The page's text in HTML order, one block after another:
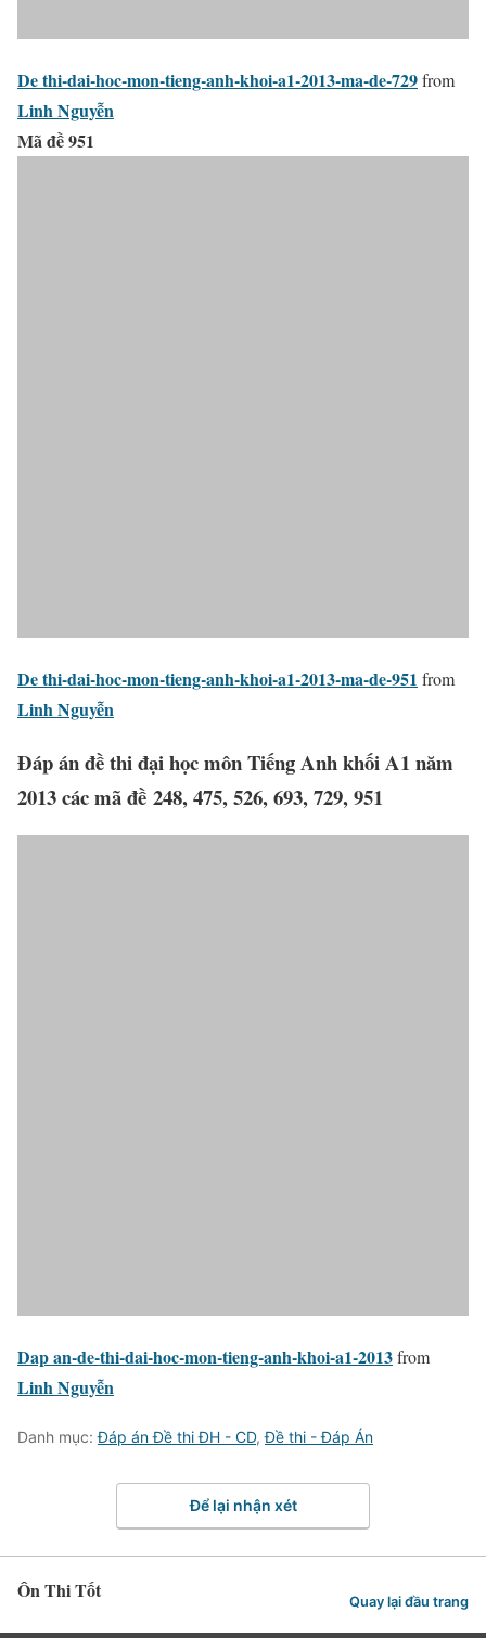
De thi-dai-hoc-mon-tieng-anh-khoi-a1-2013-ma-de-729from
Linh Nguyễn
Mã đề 951
De thi-dai-hoc-mon-tieng-anh-khoi-a1-2013-ma-de-951 from
Linh Nguyễn
Đáp án đề thi đại học môn Tiếng Anh khối A1 năm
2013 các mã đề 248, 475, 526, 693, 729, 951
Dap an-de-thi-dai-hoc-mon-tieng-anh-khoi-a1-2013from
Linh Nguyễn
Danh mục:Đáp án Đề thi ĐH - CD,Đề thi - Đáp Án
Để lại nhận xét
Ôn Thi Tốt Quay lại đầu trang